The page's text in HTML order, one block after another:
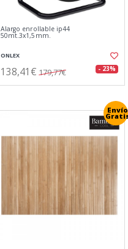
Alargo enrollable ip44
50mt.3x1,5mm.
ONLEX
138,41€ 179,77€ - 23%
Envío